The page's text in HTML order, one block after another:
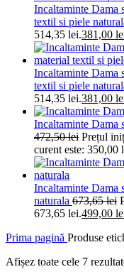
Incaltaminte Dama
textil si piele
514,35 lei.381,00
Incaltaminte Dama
textil si piele
514,35 lei.381,00
Incaltaminte Dama
472,50lei Prețul
curent este: 350,00
Incaltaminte Dama
naturala 673,65lei
673,65 lei.499,00
Prima pagină Produse
Afișez toate cele 7